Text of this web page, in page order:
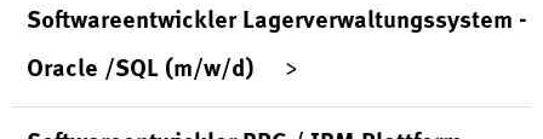
Softwareentwickler Lagerverwaltungssystem -
Oracle /SQL (m/w/d)